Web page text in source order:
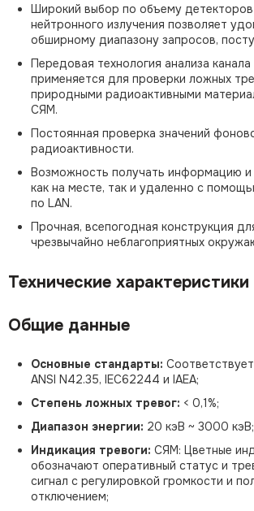
Широкий выбор по объему
нейтронного излучения позволяет
обширному диапазону запросов,
Передовая технология анализа
применяется для проверки ложных
природными радиоактивными
СЯМ.
Постоянная проверка значений
радиоактивности.
Возможность получать информацию и
как на месте, так и удаленно с
по LAN.
Прочная, всепогодная конструкция
чрезвычайно неблагоприятных
Технические характеристики
Общие данные
Основные стандарты:
ANSI N42.35, IEC62244 и IAEA;
Степень ложных тревог: < 0,1%;
Диапазон энергии: 20 кэВ ~ 3000 кэВ;
Индикация тревоги: СЯМ: Цветные
обозначают оперативный статус и
сигнал с регулировкой громкости и
отключением;